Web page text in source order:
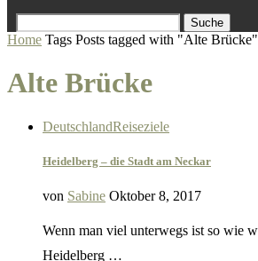
Suche
Home Tags Posts tagged with "Alte Brücke"
Alte Brücke
DeutschlandReiseziele
Heidelberg – die Stadt am Neckar
von Sabine Oktober 8, 2017
Wenn man viel unterwegs ist so wie
Heidelberg …